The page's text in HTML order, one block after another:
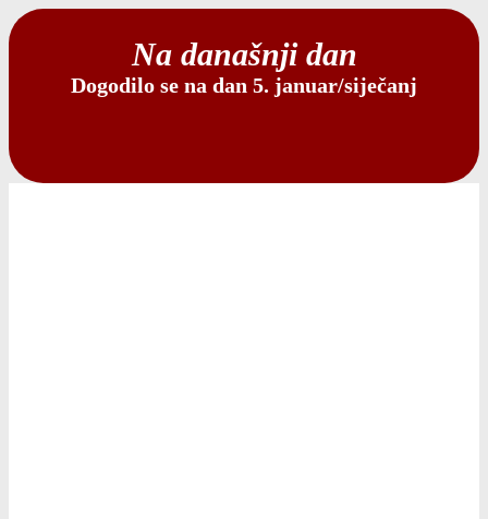
Na današnji dan
Dogodilo se na dan 5. januar/siječanj